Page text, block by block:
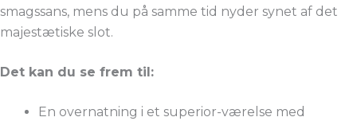
smagssans, mens du på samme tid nyder synet af det
majestætiske slot.
Det kan du se frem til:
En overnatning i et superior-værelse med